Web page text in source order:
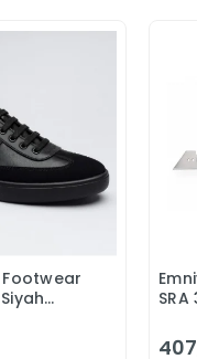
Ekle
SRA